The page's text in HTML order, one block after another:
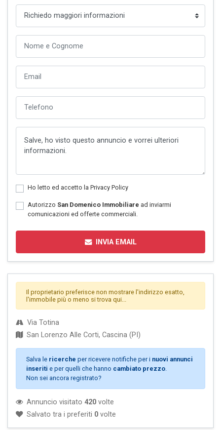
Ho letto ed accetto la Privacy Policy
Autorizzo San Domenico Immobiliare ad inviarmi
comunicazioni ed offerte commerciali.
INVIA EMAIL
Il proprietario preferisce non mostrare l'indirizzo esatto,
l'immobile più o meno si trova qui...
Via Totina
San Lorenzo Alle Corti, Cascina (PI)
Salva le ricerche per ricevere notifiche per i nuovi annunci
inseriti e per quelli che hanno cambiato prezzo
Non sei ancora registrato?
Annuncio visitato 420 volte
Salvato tra i preferiti 0 volte